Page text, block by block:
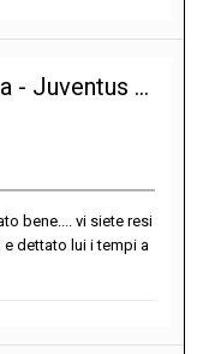
[ G. Champions Leag.] Chelsea - Juventus 2-2
bene.... vi siete resi
dettato lui i tempi a